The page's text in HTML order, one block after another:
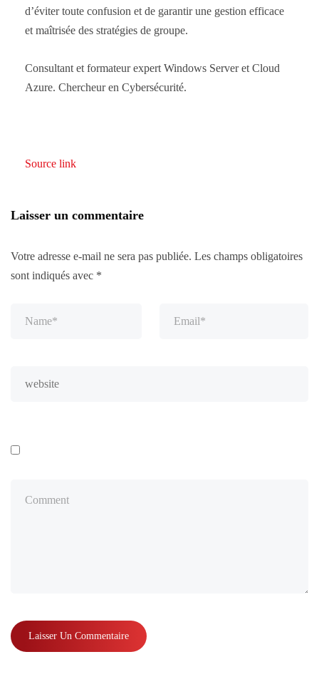
d’éviter toute confusion et de garantir une gestion efficace
et maîtrisée des stratégies de groupe.
Consultant et formateur expert Windows Server et Cloud
Azure. Chercheur en Cybersécurité.
Source link
Laisser un commentaire
Votre adresse e-mail ne sera pas publiée. Les champs obligatoires
sont indiqués avec *